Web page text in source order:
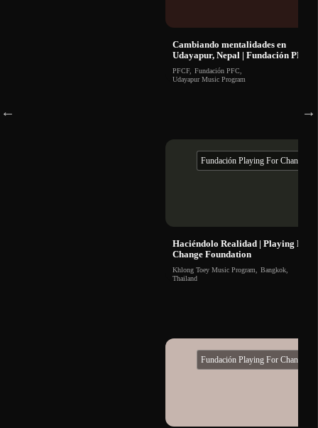
Cambiando mentalidades en
Udayapur, Nepal | Fundación PFC
PFCF, Fundación PFC
Udayapur Music Program
Fundación Playing For Change
Haciéndolo Realidad | Playing For
Change Foundation
Khlong Toey Music Program Bangkok,
Thailand
Fundación Playing For Change